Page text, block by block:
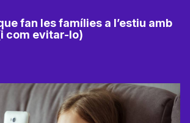
fan les famílies a l’estiu amb
com evitar-lo)